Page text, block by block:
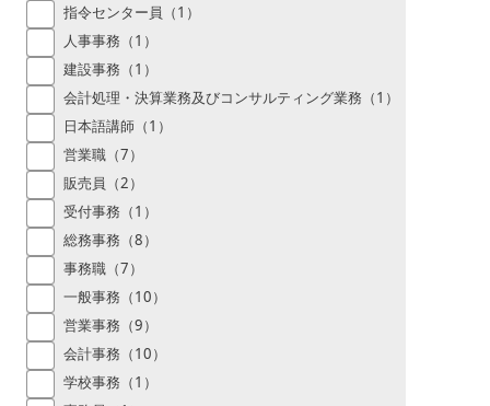
指令センター員（1）
人事事務（1）
建設事務（1）
会計処理・決算業務及びコンサルティング業務（1）
日本語講師（1）
営業職（7）
販売員（2）
受付事務（1）
総務事務（8）
事務職（7）
一般事務（10）
営業事務（9）
会計事務（10）
学校事務（1）